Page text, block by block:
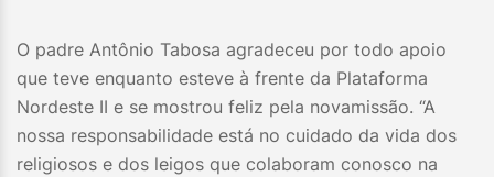
O padre Antônio Tabosa agradeceu por todo apoio
que teve enquanto esteve à frente da Plataforma
Nordeste II e se mostrou feliz pela novamissão. “A
nossa responsabilidade está no cuidado da vida dos
religiosos e dos leigos que colaboram conosco na